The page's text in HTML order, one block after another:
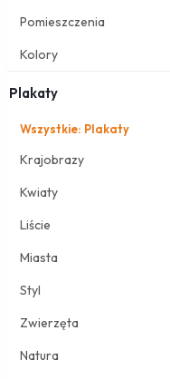
Pomieszczenia
Kolory
Plakaty
Wszystkie: Plakaty
Krajobrazy
Kwiaty
Liście
Miasta
Styl
Zwierzęta
Natura